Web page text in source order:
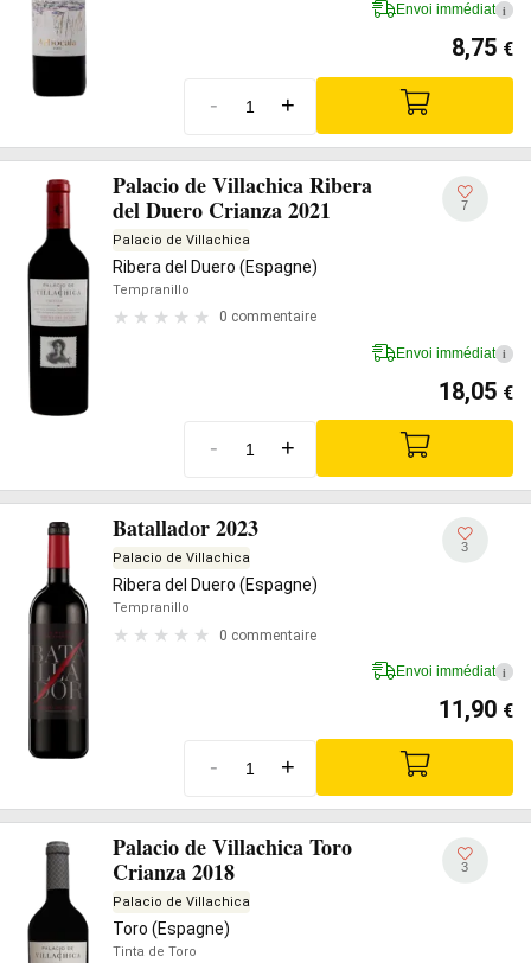
Envoi immédiat i
8,75 €
- +
Palacio de Villachica Ribera
del Duero Crianza 2021
Palacio de Villachica
Ribera del Duero (Espagne)
Tempranillo
0 commentaire
7
Envoi immédiat i
18,05 €
- +
Batallador 2023
Palacio de Villachica
Ribera del Duero (Espagne)
Tempranillo
0 commentaire
3
Envoi immédiat i
11,90 €
- +
Palacio de Villachica Toro
Crianza 2018
Palacio de Villachica
Toro (Espagne)
Tinta de Toro
3